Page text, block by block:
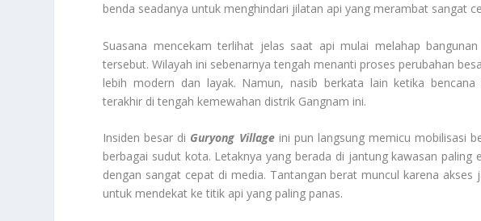
benda seadanya untuk menghindari jilatan api yang merambat sangat
Suasana mencekam terlihat jelas saat api mulai melahap
tersebut. Wilayah ini sebenarnya tengah menanti proses perubahan
lebih modern dan layak. Namun, nasib berkata lain ketika bencana
terakhir di tengah kemewahan distrik Gangnam ini.
Insiden besar di Guryong Villageini pun langsung memicu mobilisasi
berbagai sudut kota. Letaknya yang berada di jantung kawasan
dengan sangat cepat di media. Tantangan berat muncul karena
untuk mendekat ke titik api yang paling panas.